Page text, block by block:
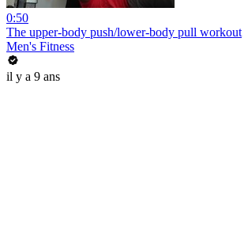
0:50
The upper-body push/lower-body pull workout
Men's Fitness
il y a 9 ans